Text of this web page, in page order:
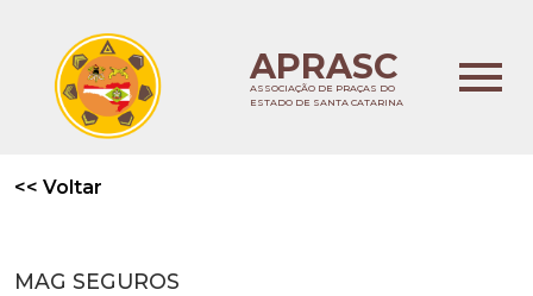
APRASC
ASSOCIAÇÃO DE PRAÇAS DO
ESTADO DE SANTA CATARINA
<< Voltar
MAG SEGUROS